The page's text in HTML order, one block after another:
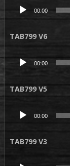
Lecteur
00:00
TAB799 V6
Lecteur
00:00
TAB799 V5
Lecteur
00:00
TAB799 V3
Lecteur